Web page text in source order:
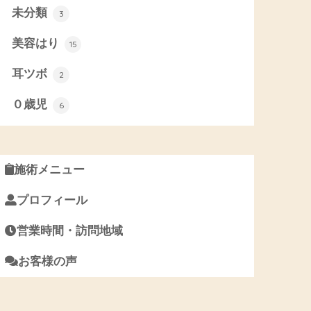
未分類 3
美容はり 15
耳ツボ 2
０歳児 6
施術メニュー
プロフィール
営業時間・訪問地域
お客様の声